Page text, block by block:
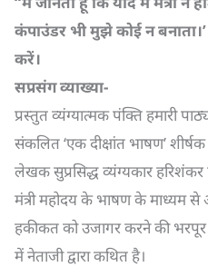
कंपाउंडर भी मुझे कोई न
करें।
सप्रसंग व्याख्या-
प्रस्तुत व्यंग्यात्मक पंक्ति हमारी
संकलित ‘एक दीक्षांत भाषण’
लेखक सुप्रसिद्ध व्यंग्यकार
मंत्री महोदय के भाषण के माध्यम
हकीकत को उजागर करने की
में नेताजी द्वारा कथित है।